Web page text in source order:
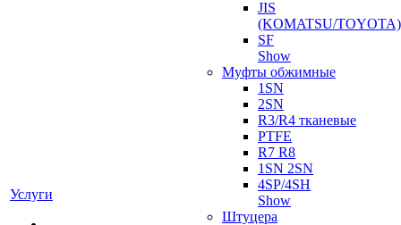
Услуги
JIS
(KOMATSU/TOYOTA)
SF
Show
Муфты обжимные
1SN
2SN
R3/R4 тканевые
PTFE
R7 R8
1SN 2SN
4SP/4SH
Show
Штуцера